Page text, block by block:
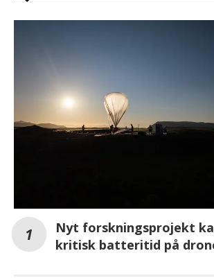
Nyt forskningsprojekt
kritisk batteritid på